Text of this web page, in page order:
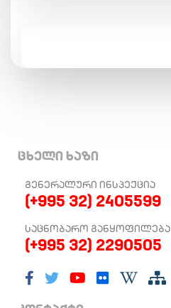
ცხელი ხაზი
ᲒᲔᲜᲔᲠᲐᲚᲣᲠᲘ ᲘᲜᲡᲞᲔᲥᲪᲘᲐ
(+995 32) 2405599
ᲡᲐᲪᲜᲝᲑᲐᲠᲝ ᲒᲐᲜᲧᲝᲤᲘᲚᲔᲑᲐ
(+995 32) 2290505